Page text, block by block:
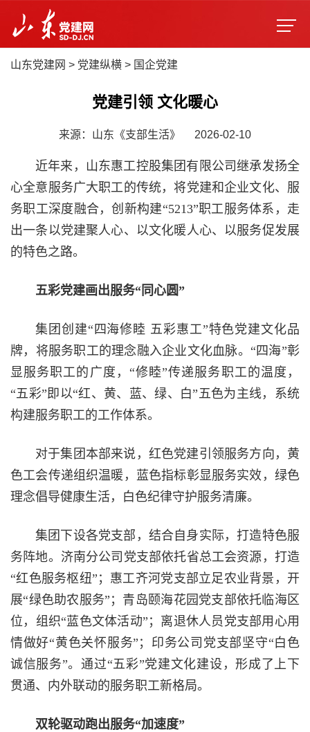
山东党建网 > 党建纵横 > 国企党建
党建引领 文化暖心
来源：山东《支部生活》 2026-02-10
近年来，山东惠工控股集团有限公司继承发扬全
心全意服务广大职工的传统，将党建和企业文化、服
务职工深度融合，创新构建“5213”职工服务体系，走
出一条以党建聚人心、以文化暖人心、以服务促发展
的特色之路。
五彩党建画出服务“同心圆”
集团创建“四海修睦 五彩惠工”特色党建文化品
牌，将服务职工的理念融入企业文化血脉。“四海”彰
显服务职工的广度，“修睦”传递服务职工的温度，
“五彩”即以“红、黄、蓝、绿、白”五色为主线，系统
构建服务职工的工作体系。
对于集团本部来说，红色党建引领服务方向，黄
色工会传递组织温暖，蓝色指标彰显服务实效，绿色
理念倡导健康生活，白色纪律守护服务清廉。
集团下设各党支部，结合自身实际，打造特色服
务阵地。济南分公司党支部依托省总工会资源，打造
“红色服务枢纽”；惠工齐河党支部立足农业背景，开
展“绿色助农服务”；青岛颐海花园党支部依托临海区
位，组织“蓝色文体活动”；离退休人员党支部用心用
情做好“黄色关怀服务”；印务公司党支部坚守“白色
诚信服务”。通过“五彩”党建文化建设，形成了上下
贯通、内外联动的服务职工新格局。
双轮驱动跑出服务“加速度”